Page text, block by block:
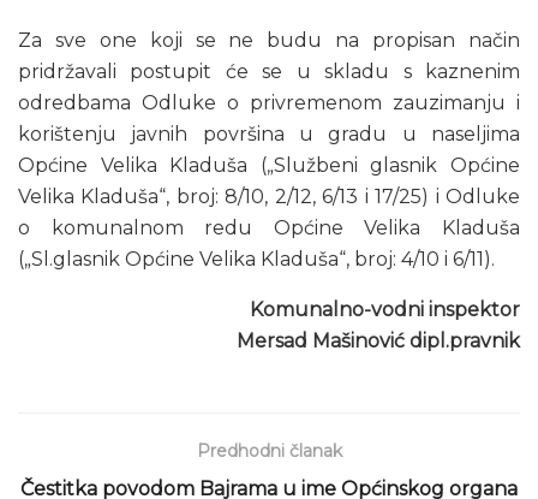
Za sve one koji se ne budu na propisan način
pridržavali postupit će se u skladu s kaznenim
odredbama Odluke o privremenom zauzimanju i
korištenju javnih površina u gradu u naseljima
Općine Velika Kladuša („Službeni glasnik Općine
Velika Kladuša“, broj: 8/10, 2/12, 6/13 i 17/25) i Odluke
o komunalnom redu Općine Velika Kladuša
(„Sl.glasnik Općine Velika Kladuša“, broj: 4/10 i 6/11).
Komunalno-vodni inspektor
Mersad Mašinović dipl.pravnik
Predhodni članak
Čestitka povodom Bajrama u ime Općinskog organa